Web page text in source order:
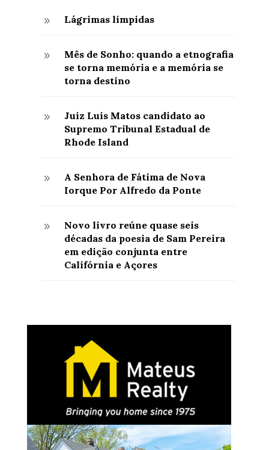
9 Lágrimas límpidas
9
Mês de Sonho: quando a etnografia
se torna memória e a memória se
torna destino
9
Juíz Luís Matos candidato ao
Supremo Tribunal Estadual de
Rhode Island
9
A Senhora de Fátima de Nova
Iorque Por Alfredo da Ponte
9
Novo livro reúne quase seis
décadas da poesia de Sam Pereira
em edição conjunta entre
Califórnia e Açores